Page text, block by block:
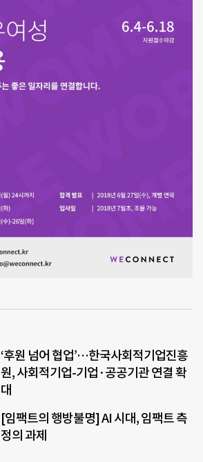
‘후원 넘어 협업’…한국사회적기업진흥
원, 사회적기업-기업·공공기관 연결 확
대
[임팩트의 행방불명] AI 시대, 임팩트 측
정의 과제